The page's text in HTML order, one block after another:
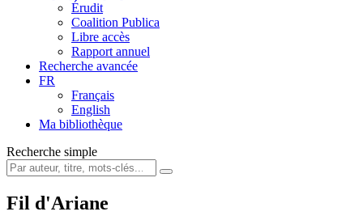
Érudit
Coalition Publica
Libre accès
Rapport annuel
Recherche avancée
FR
Français
English
Ma bibliothèque
Recherche simple
Fil d'Ariane